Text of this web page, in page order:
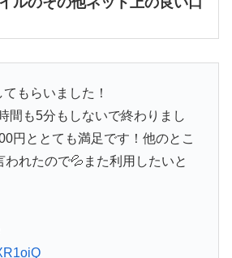
もらいました！
間も5分もしないで終わりまし
円ととても満足です！他のとこ
われたので💦また利用したいと